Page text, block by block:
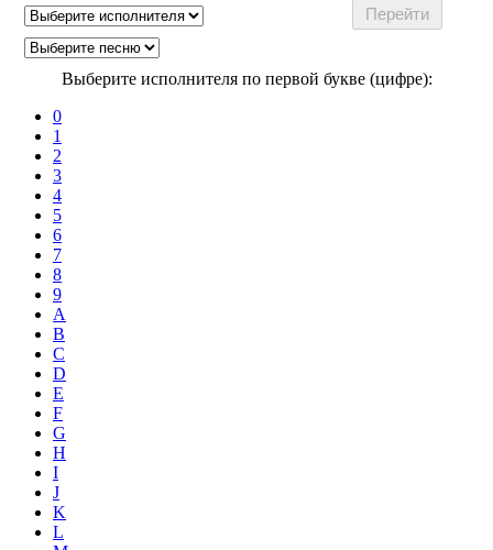
Выберите исполнителя по первой букве (цифре):
0
1
2
3
4
5
6
7
8
9
A
B
C
D
E
F
G
H
I
J
K
L